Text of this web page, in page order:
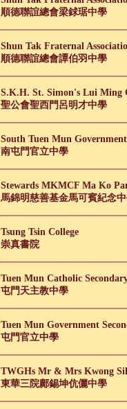
順德聯誼總會梁銶琚中學
Shun Tak Fraternal
順德聯誼總會譚伯羽中學
S.K.H. St. Simon's Lui Ming
聖公會聖西門呂明才中學
South Tuen Mun
南屯門官立中學
Stewards MKMCF Ma Ko
馬錦明慈善基金馬可賓紀念
Tsung Tsin College
崇真書院
Tuen Mun Catholic
屯門天主教中學
Tuen Mun Government
屯門官立中學
TWGHs Mr & Mrs Kwong
東華三院鄺錫坤伉儷中學